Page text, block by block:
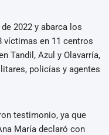
2022 y abarca los
en 11 centros
Tandil, Azul y Olavarría,
policías y agentes
testimonio, ya que
María declaró con